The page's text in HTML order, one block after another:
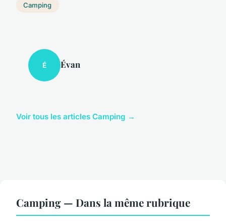
Camping
É Évan
Voir tous les articles Camping →
Camping — Dans la même rubrique